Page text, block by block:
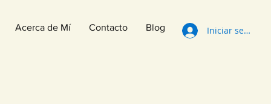
Acerca de Mí Contacto Blog Iniciar sesión